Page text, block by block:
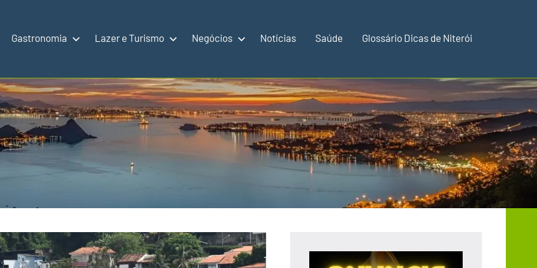
Gastronomia Lazer e Turismo Negócios Notícias Saúde Glossário Dicas de Niterói